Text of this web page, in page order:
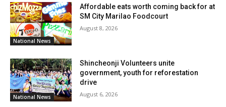
National News
Affordable eats worth coming back for at
SM City Marilao Foodcourt
August 8, 2026
National News
Shincheonji Volunteers unite
government, youth for reforestation
drive
August 6, 2026